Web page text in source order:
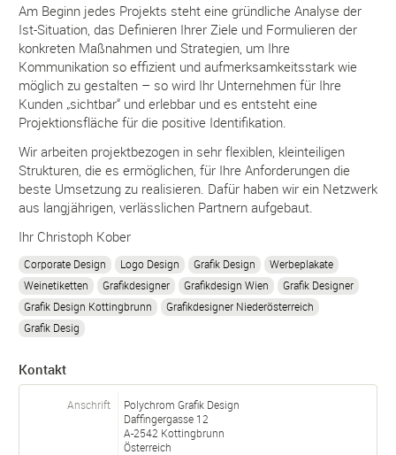
Am Beginn jedes Projekts steht eine gründliche Analyse der
Ist-Situation, das Definieren Ihrer Ziele und Formulieren der
konkreten Maßnahmen und Strategien, um Ihre
Kommunikation so effizient und aufmerksamkeitsstark wie
möglich zu gestalten – so wird Ihr Unternehmen für Ihre
Kunden „sichtbar“ und erlebbar und es entsteht eine
Projektionsfläche für die positive Identifikation.
Wir arbeiten projektbezogen in sehr flexiblen, kleinteiligen
Strukturen, die es ermöglichen, für Ihre Anforderungen die
beste Umsetzung zu realisieren. Dafür haben wir ein Netzwerk
aus langjährigen, verlässlichen Partnern aufgebaut.
Ihr Christoph Kober
Corporate Design Logo Design Grafik Design
Werbeplakate
Weinetiketten
Grafikdesigner Grafikdesign Wien
Grafik Designer
Grafik Design Kottingbrunn
Grafikdesigner Niederösterreich
Grafik Desig
Kontakt
Anschrift
Polychrom Grafik Design
Daffingergasse 12
A-2542 Kottingbrunn
Österreich